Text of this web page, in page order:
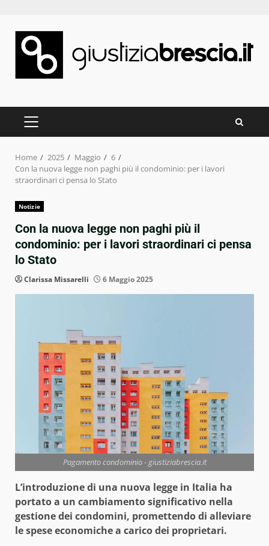
content
PRIMARY
Home 2025 Maggio
6
Con la nuova legge non paghi più il condominio: per i lavori
straordinari ci pensa lo Stato
Notizie
Con la nuova legge non paghi più il
condominio: per i lavori straordinari ci pensa
lo Stato
Clarissa Missarelli 6 Maggio 2025
Pagamento condominio - giustiziabrescia.it
L’introduzione di una nuova legge in Italia ha
portato a un cambiamento significativo nella
gestione dei condomini, promettendo di alleviare
le spese economiche a carico dei proprietari.